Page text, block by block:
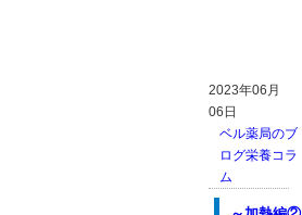
2023年06月
06日
ベル薬局のブ
ログ栄養コラ
ム